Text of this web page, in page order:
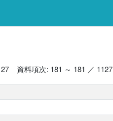
資料項次: 181 ～ 181 ／ 1127